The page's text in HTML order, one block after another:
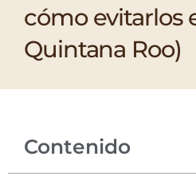
cómo evitarlos
Quintana Roo)
Contenido